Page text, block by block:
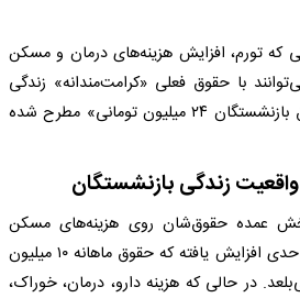
که تورم، افزایش هزینه‌های درمان و مسکن
با حقوق فعلی «کرامت‌مندانه» زندگی
کنند؛ از این رو مطالبه «حقوق بازنشستگان ۲۴ میلیون تومانی» مطرح شده
زندگی بازنشستگان
عمده حقوق‌شان ‌روی هزینه‌های مسکن
می‌رود. اجاره‌ها در شهرها به حدی افزایش یافته که حقوق ماهانه ۱۰ میلیون
در حالی که هزینه دارو، درمان، خوراک،